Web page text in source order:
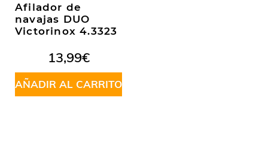
Afilador de
navajas DUO
Victorinox 4.3323
13,99€
AÑADIR AL CARRITO